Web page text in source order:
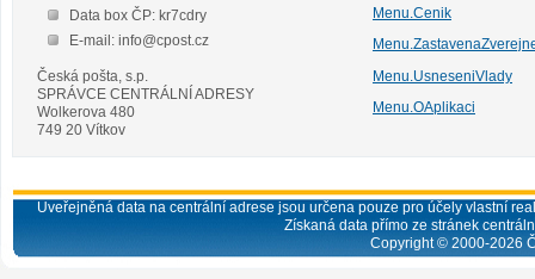
Data box ČP: kr7cdry
E-mail: info@cpost.cz
Česká pošta, s.p.
SPRÁVCE CENTRÁLNÍ ADRESY
Wolkerova 480
749 20 Vítkov
Menu.Cenik
Menu.UsneseniVlady
Menu.OAplikaci
Uveřejněná data na centrální adrese jsou určena pouze pro účely vlastní
Získaná data přímo ze stránek
Copyright © 2000-2026